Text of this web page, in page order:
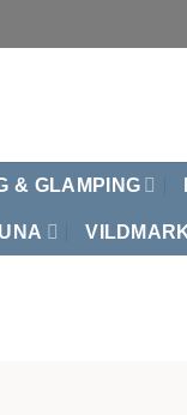
& GLAMPING